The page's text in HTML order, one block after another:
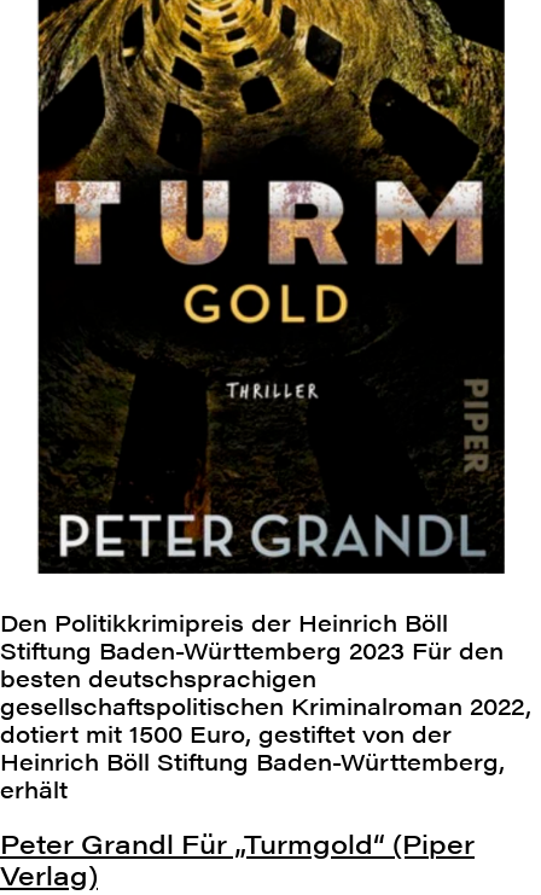
Den Politikkrimipreis der Heinrich Böll
Stiftung Baden-Württemberg 2023 Für den
besten deutschsprachigen
gesellschaftspolitischen Kriminalroman 2022,
dotiert mit 1500 Euro, gestiftet von der
Heinrich Böll Stiftung Baden-Württemberg,
erhält
Peter Grandl Für „Turmgold“ (Piper
Verlag)